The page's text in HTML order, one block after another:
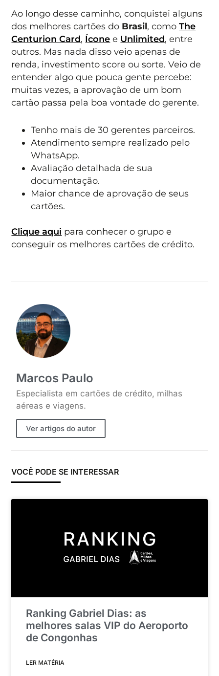
Ao longo desse caminho, conquistei alguns
dos melhores cartões do Brasil, comoThe
Centurion Card, Ícone e Unlimited, entre
outros. Mas nada disso veio apenas de
renda, investimento score ou sorte. Veio de
entender algo que pouca gente percebe:
muitas vezes, a aprovação de um bom
cartão passa pela boa vontade do gerente.
Tenho mais de 30 gerentes parceiros.
Atendimento sempre realizado pelo
WhatsApp.
Avaliação detalhada de sua
documentação.
Maior chance de aprovação de seus
cartões.
Clique aqui para conhecer o grupo e
conseguir os melhores cartões de crédito.
Marcos Paulo
Especialista em cartões de crédito, milhas
aéreas e viagens.
Ver artigos do autor
VOCÊ PODE SE INTERESSAR
Ranking Gabriel Dias: as
melhores salas VIP do Aeroporto
de Congonhas
LER MATÉRIA